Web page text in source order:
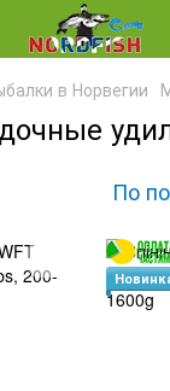
в Норвегии
По